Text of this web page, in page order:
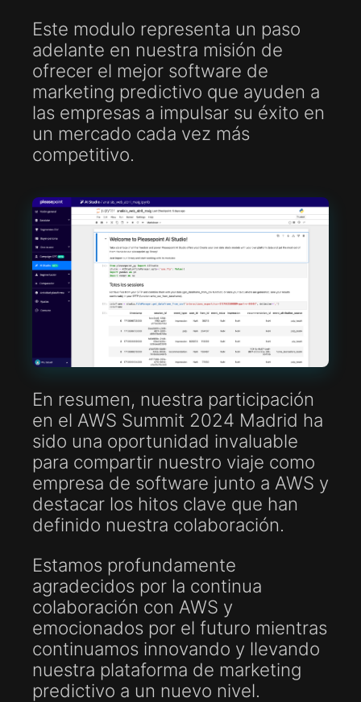
Este modulo representa un paso
adelante en nuestra misión de
ofrecer el mejor software de
marketing predictivo que ayuden a
las empresas a impulsar su éxito en
un mercado cada vez más
competitivo.
En resumen, nuestra participación
en el AWS Summit 2024 Madrid ha
sido una oportunidad invaluable
para compartir nuestro viaje como
empresa de software junto a AWS y
destacar los hitos clave que han
definido nuestra colaboración.
Estamos profundamente
agradecidos por la continua
colaboración con AWS y
emocionados por el futuro mientras
continuamos innovando y llevando
nuestra plataforma de marketing
predictivo a un nuevo nivel.